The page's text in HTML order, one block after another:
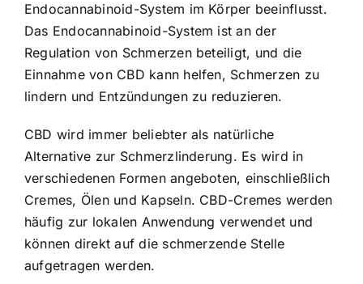
Endocannabinoid-System im Körper beeinflusst.
Das Endocannabinoid-System ist an der
Regulation von Schmerzen beteiligt, und die
Einnahme von CBD kann helfen, Schmerzen zu
lindern und Entzündungen zu reduzieren.
CBD wird immer beliebter als natürliche
Alternative zur Schmerzlinderung. Es wird in
verschiedenen Formen angeboten, einschließlich
Cremes, Ölen und Kapseln. CBD-Cremes werden
häufig zur lokalen Anwendung verwendet und
können direkt auf die schmerzende Stelle
aufgetragen werden.